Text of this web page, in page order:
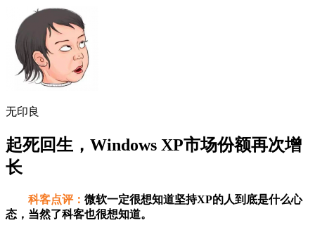
无印良
起死回生，Windows XP市场份额再次增
长
科客点评： 微软一定很想知道坚持XP的人到底是什么心
态，当然了科客也很想知道。